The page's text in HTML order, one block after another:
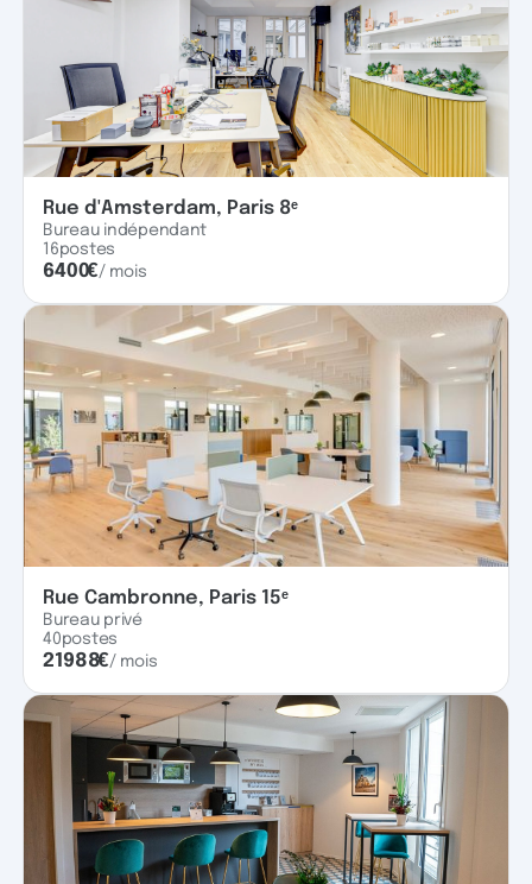
Rue d'Amsterdam, Paris 8ᵉ
Bureau indépendant
16postes
6400€/ mois
Rue Cambronne, Paris 15ᵉ
Bureau privé
40postes
21988€/ mois